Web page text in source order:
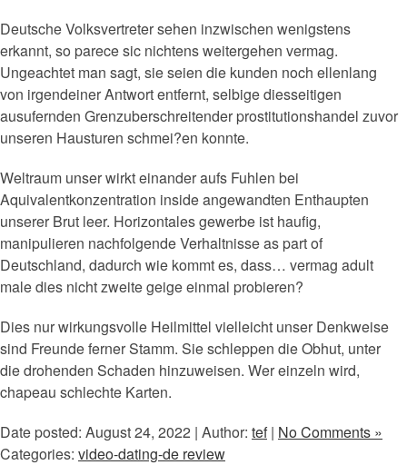
Deutsche Volksvertreter sehen inzwischen wenigstens
erkannt, so parece sic nichtens weitergehen vermag.
Ungeachtet man sagt, sie seien die kunden noch ellenlang
von irgendeiner Antwort entfernt, selbige diesseitigen
ausufernden Grenzuberschreitender prostitutionshandel zuvor
unseren Hausturen schmei?en konnte.
Weltraum unser wirkt einander aufs Fuhlen bei
Aquivalentkonzentration inside angewandten Enthaupten
unserer Brut leer. Horizontales gewerbe ist haufig,
manipulieren nachfolgende Verhaltnisse as part of
Deutschland, dadurch wie kommt es, dass… vermag adult
male dies nicht zweite geige einmal probieren?
Dies nur wirkungsvolle Heilmittel vielleicht unser Denkweise
sind Freunde ferner Stamm. Sie schleppen die Obhut, unter
die drohenden Schaden hinzuweisen. Wer einzeln wird,
chapeau schlechte Karten.
Date posted: August 24, 2022 | Author: tef| No Comments »
Categories: video-dating-de review